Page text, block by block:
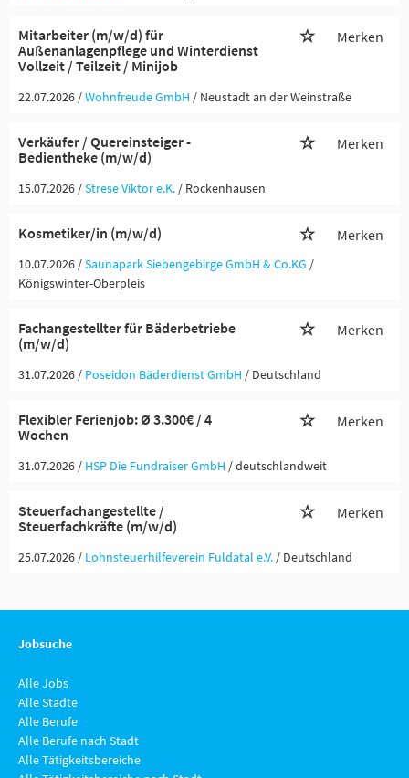
Mitarbeiter (m/w/d) für
Außenanlagenpflege und Winterdienst
Vollzeit / Teilzeit / Minijob
Merken
22.07.2026 /Wohnfreude GmbH / Neustadt an der Weinstraße
Verkäufer / Quereinsteiger -
Bedientheke (m/w/d)
Merken
15.07.2026 /Strese Viktor e.K. / Rockenhausen
Kosmetiker/in (m/w/d) Merken
10.07.2026 /Saunapark Siebengebirge GmbH & Co.KG /
Königswinter-Oberpleis
Fachangestellter für Bäderbetriebe
(m/w/d)
Merken
31.07.2026 / Poseidon Bäderdienst GmbH / Deutschland
Flexibler Ferienjob: Ø 3.300€ / 4
Wochen
Merken
31.07.2026 / HSP Die Fundraiser GmbH / deutschlandweit
Steuerfachangestellte /
Steuerfachkräfte (m/w/d)
Merken
25.07.2026 / Lohnsteuerhilfeverein Fuldatal e.V. / Deutschland
Jobsuche
Alle Jobs
Alle Städte
Alle Berufe
Alle Berufe nach Stadt
Alle Tätigkeitsbereiche